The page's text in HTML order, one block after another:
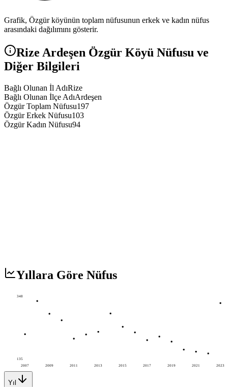
Grafik, Özgürköyünün toplam nüfusunun erkek ve kadın nüfus
arasındaki dağılımını gösterir.
Rize Ardeşen Özgür Köyü Nüfusu ve
Diğer Bilgileri
Bağlı Olunan İl AdıRize
Bağlı Olunan İlçe AdıArdeşen
Özgür Toplam Nüfusu197
Özgür Erkek Nüfusu103
Özgür Kadın Nüfusu94
Yıllara Göre Nüfus
2007 2009 2011 2013 2015 2017 2019 2021 2023
348
135
Yıl